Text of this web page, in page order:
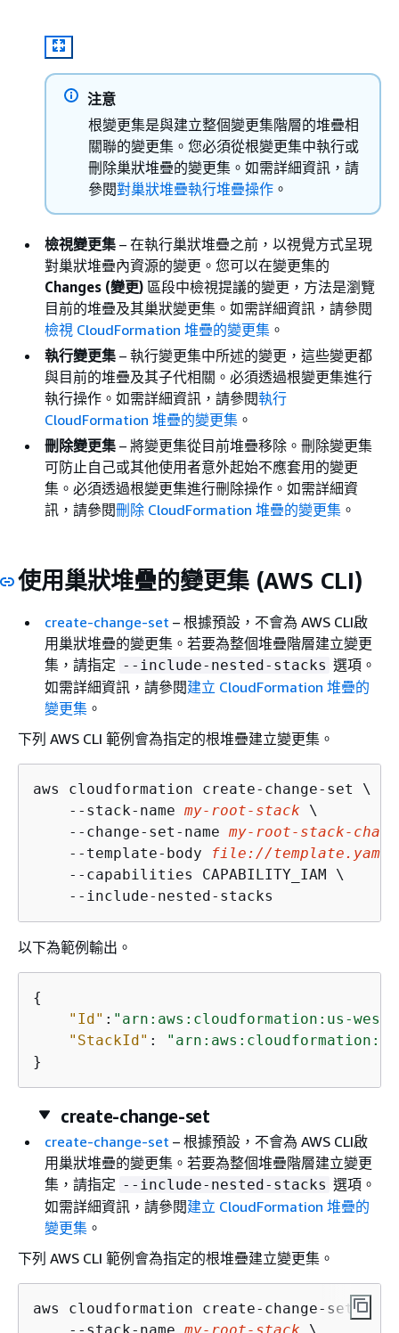
注意
根變更集是與建立整個變更集階層的堆疊相
關聯的變更集。您必須從根變更集中執行或
刪除巢狀堆疊的變更集。如需詳細資訊，請
參閱對巢狀堆疊執行堆疊操作 。
檢視變更集 – 在執行巢狀堆疊之前，以視覺方式呈現
對巢狀堆疊內資源的變更。您可以在變更集的
Changes (變更) 區段中檢視提議的變更，方法是瀏覽
目前的堆疊及其巢狀變更集。如需詳細資訊，請參閱
檢視 CloudFormation 堆疊的變更集 。
執行變更集 – 執行變更集中所述的變更，這些變更都
與目前的堆疊及其子代相關。必須透過根變更集進行
執行操作。如需詳細資訊，請參閱執行
CloudFormation 堆疊的變更集 。
刪除變更集 – 將變更集從目前堆疊移除。刪除變更集
可防止自己或其他使用者意外起始不應套用的變更
集。必須透過根變更集進行刪除操作。如需詳細資
訊，請參閱刪除 CloudFormation 堆疊的變更集 。
使用巢狀堆疊的變更集 (AWS CLI)
create-change-set – 根據預設，不會為 AWS CLI啟
用巢狀堆疊的變更集。若要為整個堆疊階層建立變更
集，請指定 --include-nested-stacks 選項。
如需詳細資訊，請參閱建立 CloudFormation 堆疊的
變更集 。
下列 AWS CLI 範例會為指定的根堆疊建立變更集。
aws cloudformation create-change-set \
    --stack-name
my-root-stack \
    --change-set-name
my-root-stack-
    --template-body
file://template.yaml
    --capabilities CAPABILITY_IAM \
    --include-nested-stacks
以下為範例輸出。
{
"Id" : "arn:aws:cloudformation:us-west-
"StackId" :
}
create-change-set
create-change-set – 根據預設，不會為 AWS CLI啟
用巢狀堆疊的變更集。若要為整個堆疊階層建立變更
集，請指定 --include-nested-stacks 選項。
如需詳細資訊，請參閱建立 CloudFormation 堆疊的
變更集 。
下列 AWS CLI 範例會為指定的根堆疊建立變更集。
aws cloudformation create-change-set \